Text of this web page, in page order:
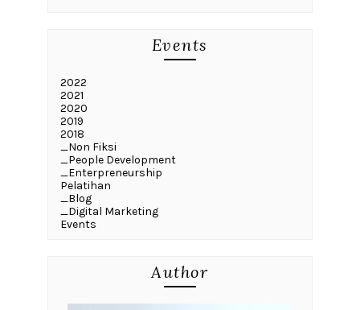
Events
2022
2021
2020
2019
2018
_Non Fiksi
_People Development
_Enterpreneurship
Pelatihan
_Blog
_Digital Marketing
Events
Author